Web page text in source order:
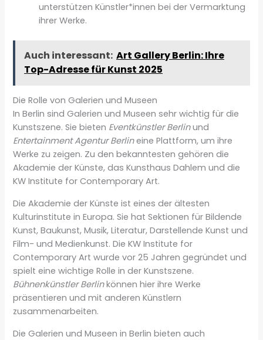
unterstützen Künstler*innen bei der Vermarktung
ihrer Werke.
Auch interessant: Art Gallery Berlin: Ihre
Top-Adresse für Kunst 2025
Die Rolle von Galerien und Museen
In Berlin sind Galerien und Museen sehr wichtig für die
Kunstszene. Sie bieten Eventkünstler Berlinund
Entertainment Agentur Berlineine Plattform, um ihre
Werke zu zeigen. Zu den bekanntesten gehören die
Akademie der Künste, das Kunsthaus Dahlem und die
KW Institute for Contemporary Art.
Die Akademie der Künste ist eines der ältesten
Kulturinstitute in Europa. Sie hat Sektionen für Bildende
Kunst, Baukunst, Musik, Literatur, Darstellende Kunst und
Film- und Medienkunst. Die KW Institute for
Contemporary Art wurde vor 25 Jahren gegründet und
spielt eine wichtige Rolle in der Kunstszene.
Bühnenkünstler Berlinkönnen hier ihre Werke
präsentieren und mit anderen Künstlern
zusammenarbeiten.
Die Galerien und Museen in Berlin bieten auch